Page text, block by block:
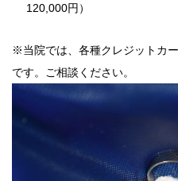
120,000円）
※当院では、各種クレジットカ
です。ご相談ください。